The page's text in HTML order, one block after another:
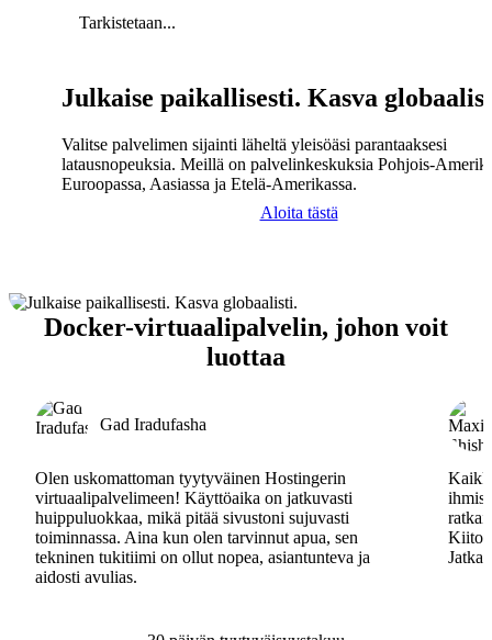
Tarkistetaan...
Julkaise paikallisesti. Kasva
Valitse palvelimen sijainti läheltä yleisöäsi parantaaksesi
latausnopeuksia. Meillä on palvelinkeskuksia Pohjois-
Euroopassa, Aasiassa ja Etelä-Amerikassa.
Aloita tästä
Docker-virtuaalipalvelin, johon voit
luottaa
Gad Iradufasha
Olen uskomattoman tyytyväinen Hostingerin
virtuaalipalvelimeen! Käyttöaika on jatkuvasti
huippuluokkaa, mikä pitää sivustoni sujuvasti
toiminnassa. Aina kun olen tarvinnut apua, sen
tekninen tukitiimi on ollut nopea, asiantunteva ja
aidosti avulias.
Kiitos